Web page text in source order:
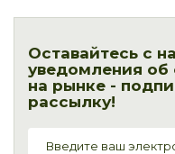
Оставайтесь с
уведомления об
на рынке -
рассылку!